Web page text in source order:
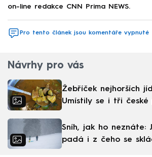
on-line redakce CNN Prima NEWS.
Pro tento článek jsou komentáře vypnuté
Návrhy pro vás
Žebříček nejhorších
Umístily se i tři české
Sníh, jak ho neznáte:
padá i z čeho se